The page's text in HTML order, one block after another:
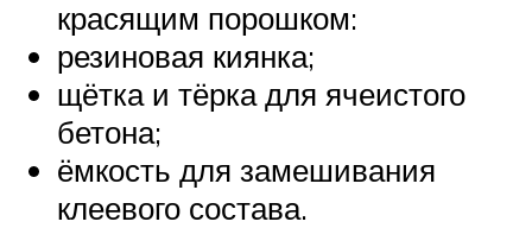
красящим порошком:
резиновая киянка;
щётка и тёрка для ячеистого
бетона;
ёмкость для замешивания
клеевого состава.